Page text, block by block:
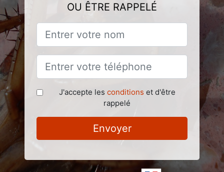
OU ÊTRE RAPPELÉ
J'accepte les conditions et d'être
rappelé
Envoyer